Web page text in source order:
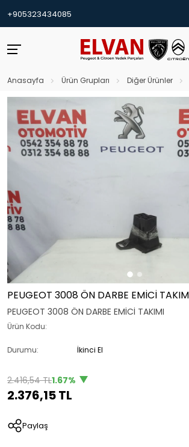
+905323434085
Anasayfa Ürün Grupları Diğer Ürünler
PEUGEOT 3008 ÖN DARBE EMİCİ
PEUGEOT 3008 ÖN DARBE EMİCİ TAKIMI
Ürün Kodu:
Durumu: İkinci El
2.416,54 TL1.67%
2.376,15 TL
Paylaş